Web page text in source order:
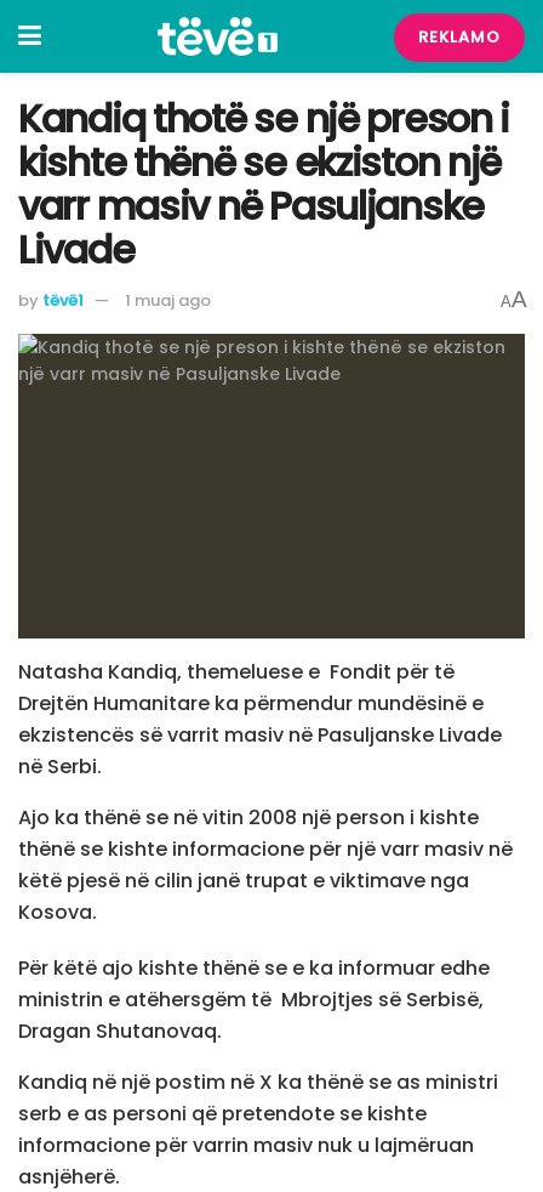
REKLAMO
Kandiq thotë se një preson i
kishte thënë se ekziston një
varr masiv në Pasuljanske
Livade
by tëvë1 1 muaj ago AA
Natasha Kandiq, themeluese e Fondit për të
Drejtën Humanitare ka përmendur mundësinë e
ekzistencës së varrit masiv në Pasuljanske Livade
në Serbi.
Ajo ka thënë se në vitin 2008 një person i kishte
thënë se kishte informacione për një varr masiv në
këtë pjesë në cilin janë trupat e viktimave nga
Kosova.
Për këtë ajo kishte thënë se e ka informuar edhe
ministrin e atëhersgëm të Mbrojtjes së Serbisë,
Dragan Shutanovaq.
Kandiq në një postim në X ka thënë se as ministri
serb e as personi që pretendote se kishte
informacione për varrin masiv nuk u lajmëruan
asnjëherë.